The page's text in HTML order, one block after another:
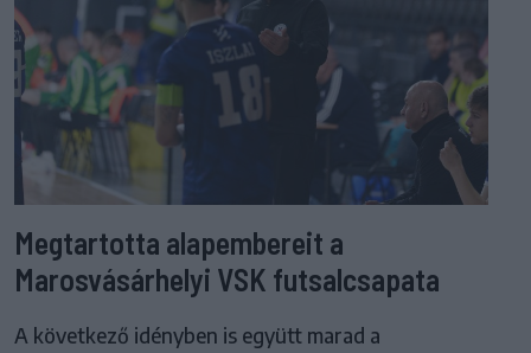
Megtartotta alapembereit a
Marosvásárhelyi VSK futsalcsapata
A következő idényben is együtt marad a